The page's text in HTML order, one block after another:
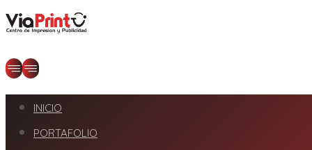
INICIO
PORTAFOLIO